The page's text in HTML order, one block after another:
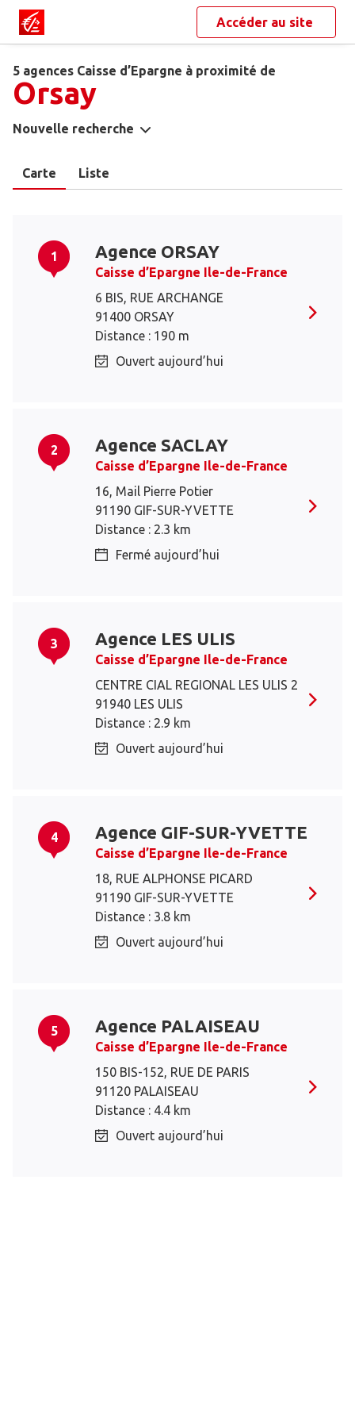
Accéder au site
5 agences Caisse d’Epargne à proximité de
Orsay
Nouvelle recherche
Carte Liste
1 Agence ORSAY
Caisse d’Epargne Ile-de-France
6 BIS, RUE ARCHANGE
91400 ORSAY
Distance : 190 m
Ouvert aujourd’hui
2 Agence SACLAY
Caisse d’Epargne Ile-de-France
16, Mail Pierre Potier
91190 GIF-SUR-YVETTE
Distance : 2.3 km
Fermé aujourd’hui
3 Agence LES ULIS
Caisse d’Epargne Ile-de-France
CENTRE CIAL REGIONAL LES ULIS 2
91940 LES ULIS
Distance : 2.9 km
Ouvert aujourd’hui
4 Agence GIF-SUR-YVETTE
Caisse d’Epargne Ile-de-France
18, RUE ALPHONSE PICARD
91190 GIF-SUR-YVETTE
Distance : 3.8 km
Ouvert aujourd’hui
5 Agence PALAISEAU
Caisse d’Epargne Ile-de-France
150 BIS-152, RUE DE PARIS
91120 PALAISEAU
Distance : 4.4 km
Ouvert aujourd’hui